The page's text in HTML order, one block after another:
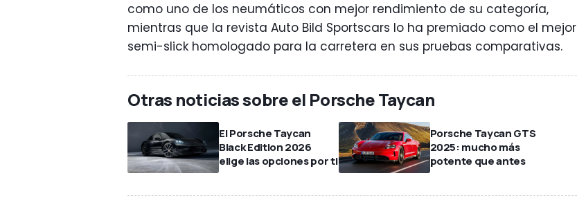
como uno de los neumáticos con mejor rendimiento de su categoría,
mientras que la revista Auto Bild Sportscars lo ha premiado como el mejor
semi-slick homologado para la carretera en sus pruebas comparativas.
Otras noticias sobre el Porsche Taycan
El Porsche Taycan
Black Edition 2026
elige las opciones por ti
Porsche Taycan GTS
2025: mucho más
potente que antes